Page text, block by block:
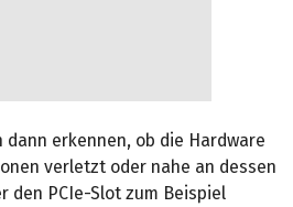
erkennen, ob die Hardware
verletzt oder nahe an dessen
den PCIe-Slot zum Beispiel